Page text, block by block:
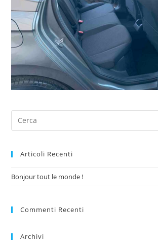
Articoli Recenti
Bonjour tout le monde !
Commenti Recenti
Archivi